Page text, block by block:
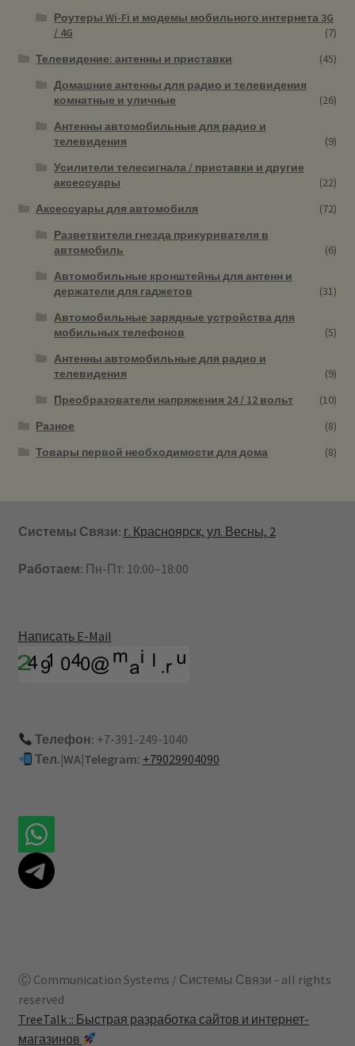
Роутеры Wi-Fi и модемы мобильного интернета 3G
/ 4G
(7)
Телевидение: антенны и приставки
(45)
Домашние антенны для радио и телевидения
комнатные и уличные
(26)
Антенны автомобильные для радио и
телевидения
(9)
Усилители телесигнала / приставки и другие
аксессуары
(22)
Аксессуары для автомобиля
(72)
Разветвители гнезда прикуривателя в
автомобиль
(6)
Автомобильные кронштейны для антенн и
держатели для гаджетов
(31)
Автомобильные зарядные устройства для
мобильных телефонов
(5)
Антенны автомобильные для радио и
телевидения
(9)
Преобразователи напряжения 24 / 12 вольт
(10)
Разное
(8)
Товары первой необходимости для дома
(8)
Системы Связи: г. Красноярск, ул. Весны, 2
Работаем: Пн-Пт: 10:00–18:00
Написать E-Mail
Телефон: +7-391-249-1040
Тел.|WA|Telegram: +79029904090
Ⓒ Communication Systems / Системы Связи - all rights
reserved
TreeTalk :: Быстрая разработка сайтов и интернет-
магазинов